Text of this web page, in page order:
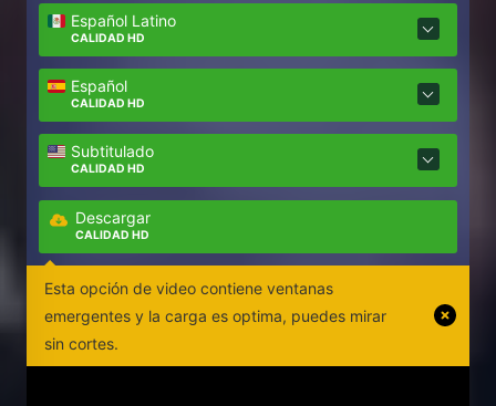
Español Latino
CALIDAD HD
Español
CALIDAD HD
Subtitulado
CALIDAD HD
Descargar
CALIDAD HD
Esta opción de video contiene ventanas
emergentes y la carga es optima, puedes mirar
sin cortes.